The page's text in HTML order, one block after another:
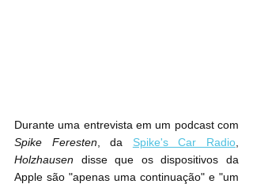
Spike Feresten, da Spike's Car Radio
Holzhausen disse que os dispositivos da
Apple são "apenas uma continuação" e "um